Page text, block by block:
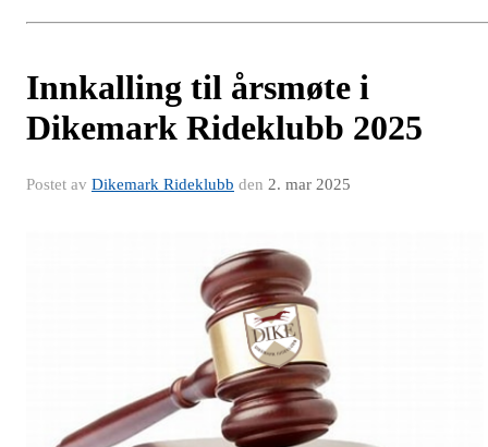
Innkalling til årsmøte i
Dikemark Rideklubb 2025
Postet av Dikemark Rideklubb den 2. mar 2025